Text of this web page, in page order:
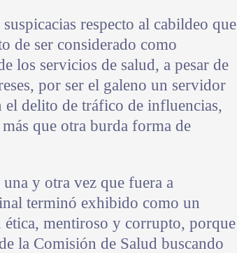
respecto al cabildeo que
de ser considerado como
los servicios de salud, a pesar de
por ser el galeno un servidor
delito de tráfico de influencias,
que otra burda forma de
y otra vez que fuera a
terminó exhibido como un
mentiroso y corrupto, porque
la Comisión de Salud buscando